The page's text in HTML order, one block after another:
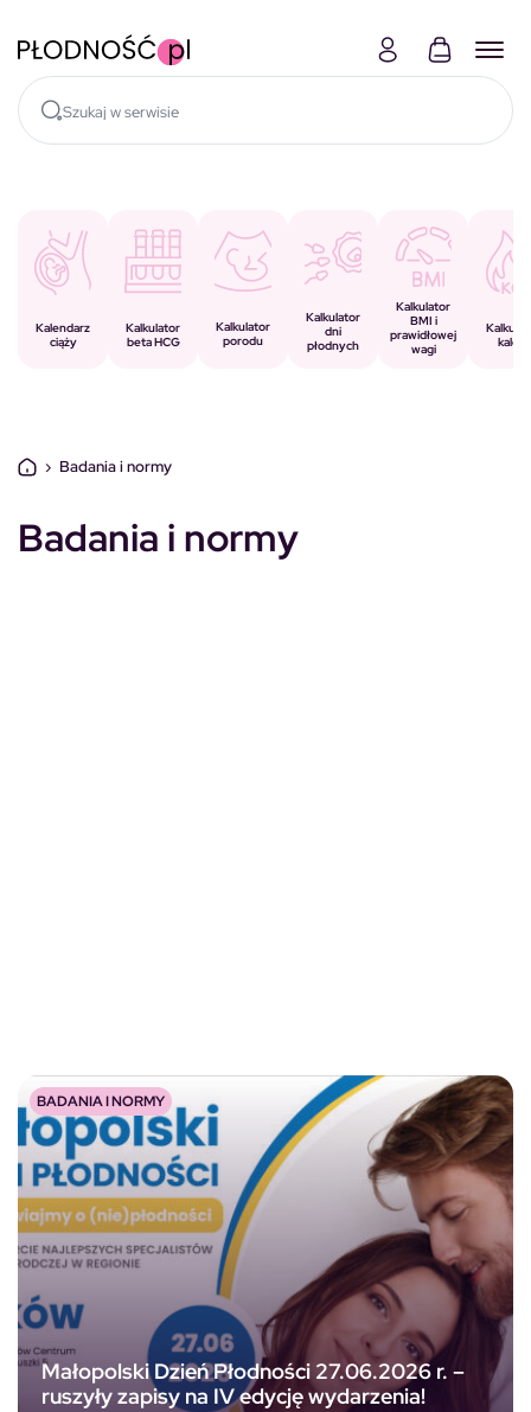
Kalendarz
ciąży
Kalkulator
beta HCG
Kalkulator
porodu
Kalkulator
dni
płodnych
Kalkulator
BMI i
prawidłowej
wagi
kalorii
› Badania i normy
Badania i normy
Małopolski Dzień Płodności 27.06.2026 r. –
ruszyły zapisy na IV edycję wydarzenia!
BADANIA I NORMY